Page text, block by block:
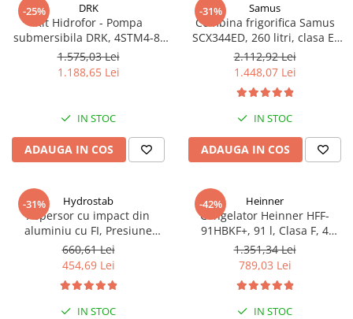
-25% DRK
Kit Hidrofor - Pompa
submersibila DRK, 4STM4-8,
putere 1.8 kW, debit 5m3/h, 8
turbine + Vas de expansiune
100 L, racord 5 cai, supapa de
1.575,03 Lei
1.188,65 Lei
IN STOC
ADAUGA IN COS
-31% Samus
Combina frigorifica Samus
SCX344ED, 260 litri, clasa E,
inaltime 180 cm, dozator de
apa, termostat reglabil, usi
reversibile, lumina interioara
tip LED, picioare reglabile,
argintie
2.112,92 Lei
1.448,07 Lei
IN STOC
ADAUGA IN COS
-31% Hydrostab
Aspersor cu impact din
aluminiu cu FI, Presiune
(bar)1.5-5, Diametru de
aspersie (m)32-58
660,61 Lei
454,69 Lei
IN STOC
-42% Heinner
Congelator Heinner HFF-
91HBKF+, 91 l, Clasa F, 4
sertare, Control mecanic, H 85
cm, Negru
1.351,34 Lei
789,03 Lei
IN STOC